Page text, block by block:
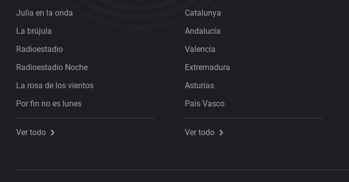
Julia en la onda
La brújula
Radioestadio
Radioestadio Noche
La rosa de los vientos
Por fin no es lunes
Ver todo
Catalunya
Andalucía
Valencia
Extremadura
Asturias
País Vasco
Ver todo